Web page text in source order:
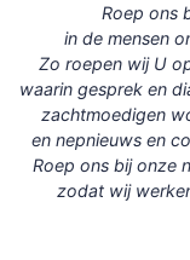
Roep ons
in de mensen
Zo roepen wij U
waarin gesprek en
zachtmoedigen
en nepnieuws en
Roep ons bij onze
zodat wij